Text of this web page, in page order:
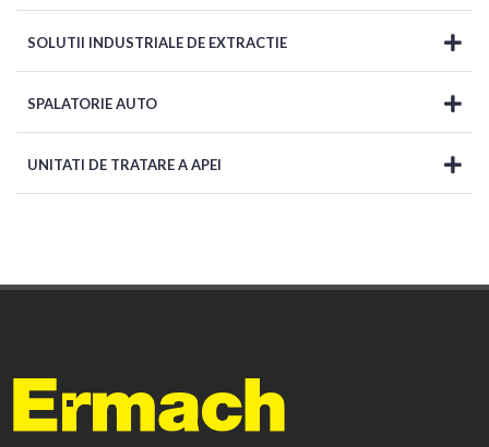
SOLUTII INDUSTRIALE DE EXTRACTIE
SPALATORIE AUTO
UNITATI DE TRATARE A APEI